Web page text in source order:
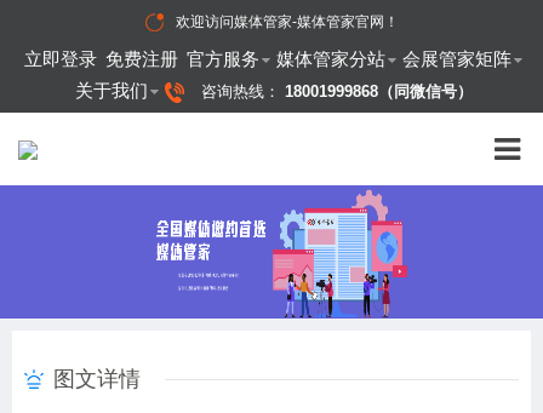
欢迎访问媒体管家-媒体管家官网 ！
立即登录 免费注册 官方服务 媒体管家分站
会展管家矩阵
关于我们
咨询热线： 18001999868（同微信号）
图文详情